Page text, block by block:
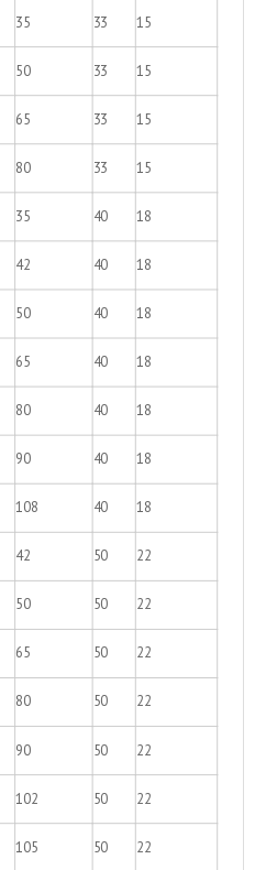
35 33 15
50 33 15
65 33 15
80 33 15
35 40 18
42 40 18
50 40 18
65 40 18
80 40 18
90 40 18
108 40 18
42 50 22
50 50
22
65 50
22
80 50
22
90 50
22
102 50
22
105 50 22